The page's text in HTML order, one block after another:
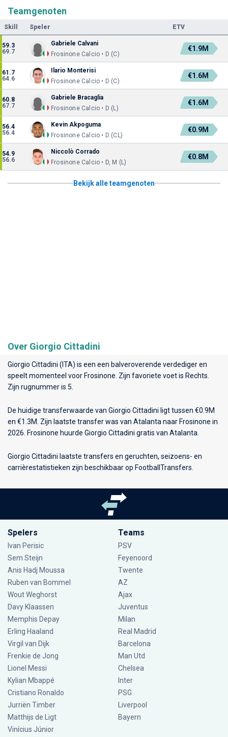
Teamgenoten
Skill Speler ETV
59.3
69.7
Gabriele Calvani
Frosinone Calcio • D (C)
€1.9M
61.7
64.6
Ilario Monterisi
Frosinone Calcio • D (C)
€1.6M
60.8
67.7
Gabriele Bracaglia
Frosinone Calcio • D (L)
€1.6M
56.4
56.4
Kevin Akpoguma
Frosinone Calcio • D (CL)
€0.9M
54.9
56.6
Niccolò Corrado
Frosinone Calcio • D, M (L)
€0.8M
Bekijk alle teamgenoten
Over Giorgio Cittadini
Giorgio Cittadini (ITA) is een een balveroverende verdediger en
speelt momenteel voor Frosinone . Zijn favoriete voet is Rechts.
Zijn rugnummer is 5.
De huidige transferwaarde van Giorgio Cittadini ligt tussen €0.9M
en €1.3M. Zijn laatste transfer was van Atalanta naar Frosinone in
2026. Frosinone huurde Giorgio Cittadini gratis van Atalanta.
Giorgio Cittadini laatste transfers en geruchten, seizoens- en
carrièrestatistieken zijn beschikbaar op FootballTransfers.
Spelers
Ivan Perisic
Sem Steijn
Anis Hadj Moussa
Ruben van Bommel
Wout Weghorst
Davy Klaassen
Memphis Depay
Erling Haaland
Virgil van Dijk
Frenkie de Jong
Lionel Messi
Kylian Mbappé
Cristiano Ronaldo
Jurriën Timber
Matthijs de Ligt
Vinícius Júnior
Teams
PSV
Feyenoord
Twente
AZ
Ajax
Juventus
Milan
Real Madrid
Barcelona
Man Utd
Chelsea
Inter
PSG
Liverpool
Bayern